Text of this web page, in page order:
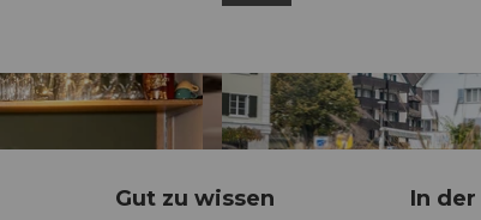
Gut zu wissen In der